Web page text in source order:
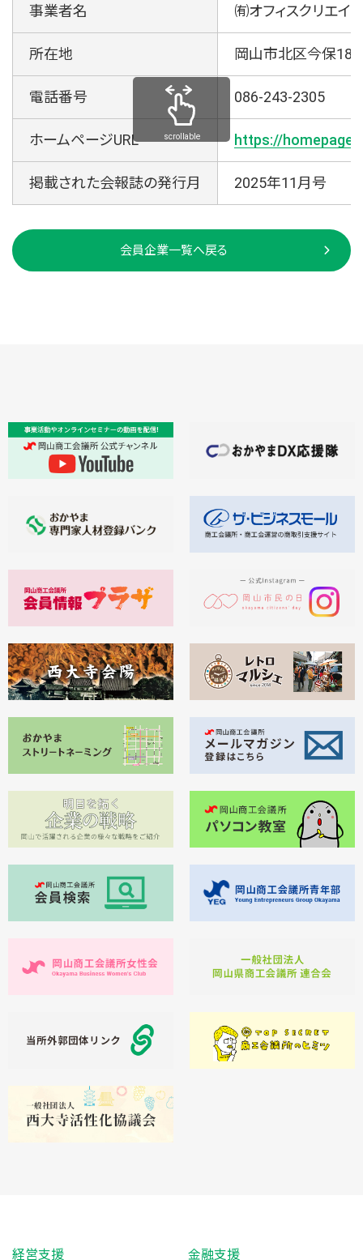
事業者名 ㈲オフィスクリエイト
所在地 岡山市北区今保
電話番号 086-243-2305
ホームページURL https://
掲載された会報誌の発行月 2025年11月号
scrollable
会員企業一覧へ戻る
経営支援 金融支援